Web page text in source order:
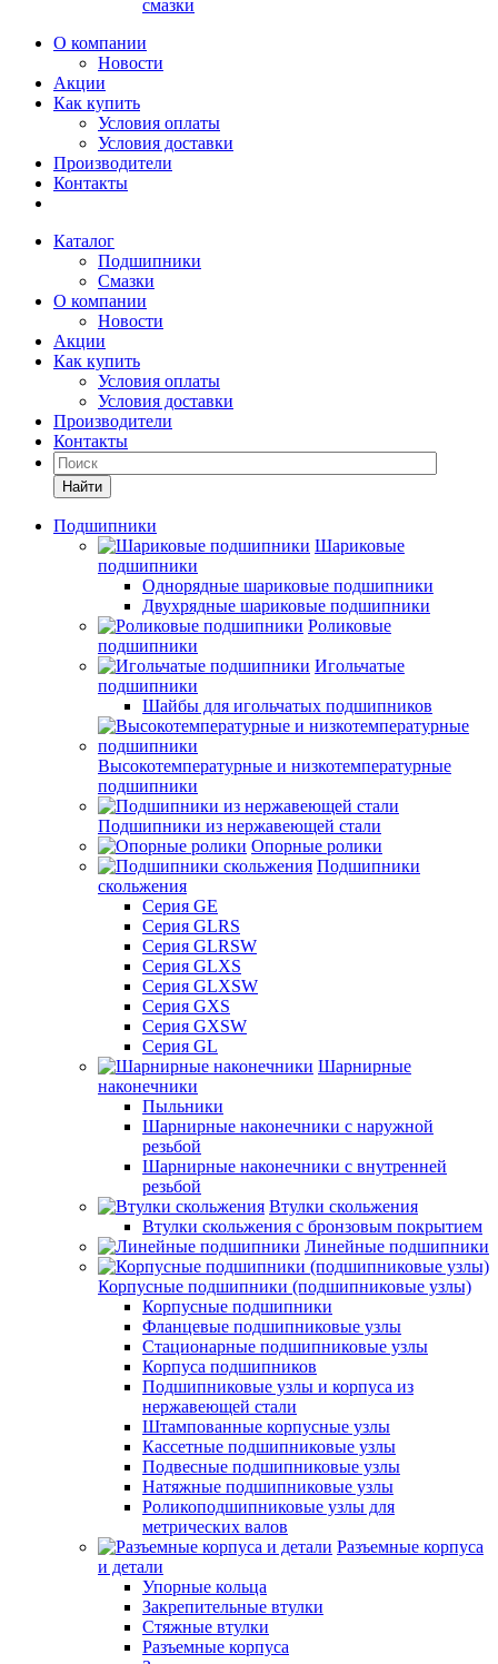
смазки
О компании
Новости
Акции
Как купить
Условия оплаты
Условия доставки
Производители
Контакты
Каталог
Подшипники
Смазки
О компании
Новости
Акции
Как купить
Условия оплаты
Условия доставки
Производители
Контакты
Найти
Подшипники
Шариковые
подшипники
Однорядные шариковые подшипники
Двухрядные шариковые подшипники
Роликовые
подшипники
Игольчатые
подшипники
Шайбы для игольчатых подшипников
Высокотемпературные и низкотемпературные
подшипники
Подшипники из нержавеющей стали
Опорные ролики
Подшипники
скольжения
Серия GE
Серия GLRS
Серия GLRSW
Серия GLXS
Серия GLXSW
Серия GXS
Серия GXSW
Серия GL
Шарнирные
наконечники
Пыльники
Шарнирные наконечники с наружной
резьбой
Шарнирные наконечники с внутренней
резьбой
Втулки скольжения
Втулки скольжения с бронзовым покрытием
Линейные подшипники
Корпусные подшипники (подшипниковые узлы)
Корпусные подшипники
Фланцевые подшипниковые узлы
Стационарные подшипниковые узлы
Корпуса подшипников
Подшипниковые узлы и корпуса из
нержавеющей стали
Штампованные корпусные узлы
Кассетные подшипниковые узлы
Подвесные подшипниковые узлы
Натяжные подшипниковые узлы
Роликоподшипниковые узлы для
метрических валов
Разъемные корпуса
и детали
Упорные кольца
Закрепительные втулки
Стяжные втулки
Разъемные корпуса